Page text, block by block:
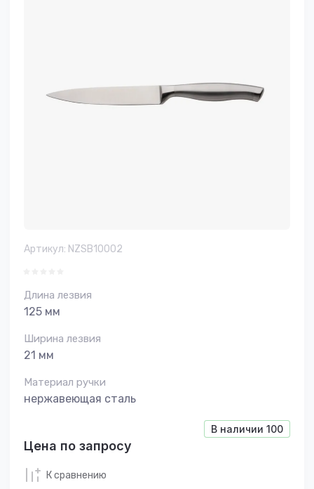
Артикул: NZSB10002
Длина лезвия
125 мм
Ширина лезвия
21 мм
Материал ручки
нержавеющая сталь
В наличии 100
Цена по запросу
К сравнению